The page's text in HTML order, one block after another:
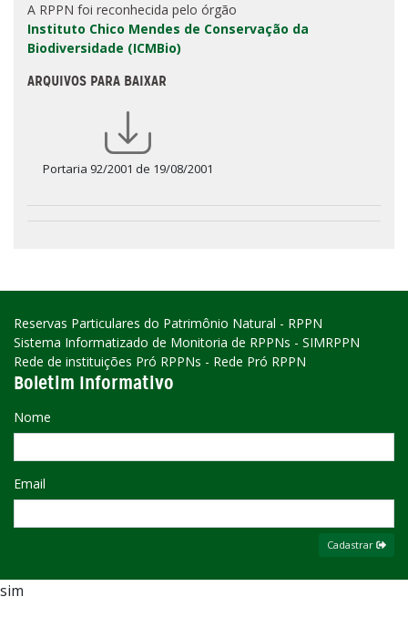
A RPPN foi reconhecida pelo órgão
Instituto Chico Mendes de Conservação da
Biodiversidade (ICMBio)
ARQUIVOS PARA BAIXAR
Portaria 92/2001 de 19/08/2001
Reservas Particulares do Patrimônio Natural - RPPN
Sistema Informatizado de Monitoria de RPPNs - SIMRPPN
Rede de instituições Pró RPPNs - Rede Pró RPPN
Boletim Informativo
Nome
Email
Cadastrar
sim